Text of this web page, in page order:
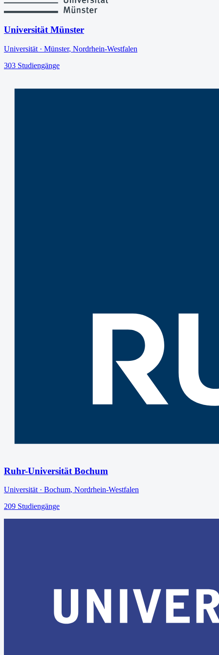
Universität Münster
Universität · Münster, Nordrhein-Westfalen
303 Studiengänge
Ruhr-Universität Bochum
Universität · Bochum, Nordrhein-Westfalen
209 Studiengänge